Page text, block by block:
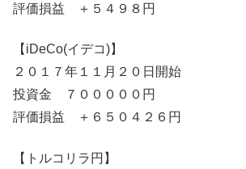
評価損益 ＋５４９８円
【iDeCo(イデコ)】
２０１７年１１月２０日開始
投資金 ７０００００円
評価損益 ＋６５０４２６円
【トルコリラ円】